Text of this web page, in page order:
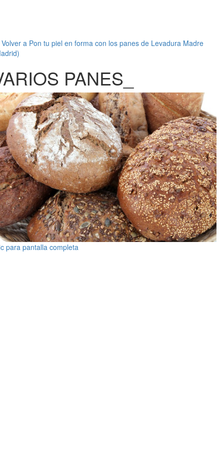
Volver a Pon tu piel en forma con los panes de Levadura Madre
PANES_
para pantalla completa